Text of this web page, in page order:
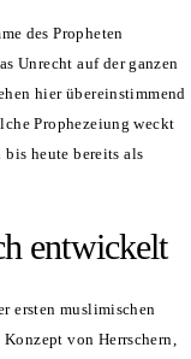
des Propheten
Unrecht auf der ganzen
hier übereinstimmend
Prophezeiung weckt
heute bereits als
entwickelt
ersten muslimischen
von Herrschern,